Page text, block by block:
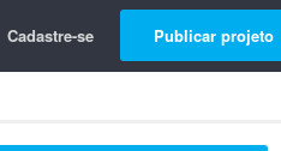
Cadastre-se Publicar projeto